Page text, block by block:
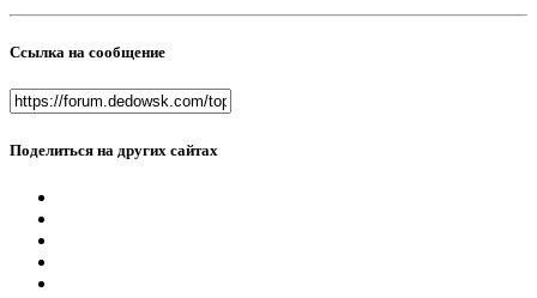
Ссылка на сообщение
Поделиться на других сайтах